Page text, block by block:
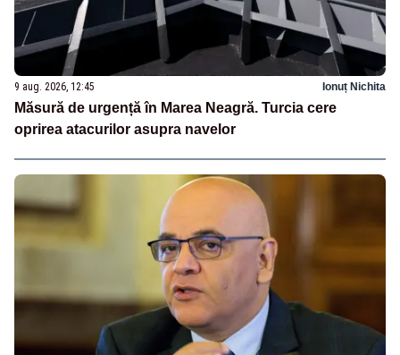
9 aug. 2026, 12:45 Ionuț Nichita
Măsură de urgență în Marea Neagră. Turcia cere
oprirea atacurilor asupra navelor